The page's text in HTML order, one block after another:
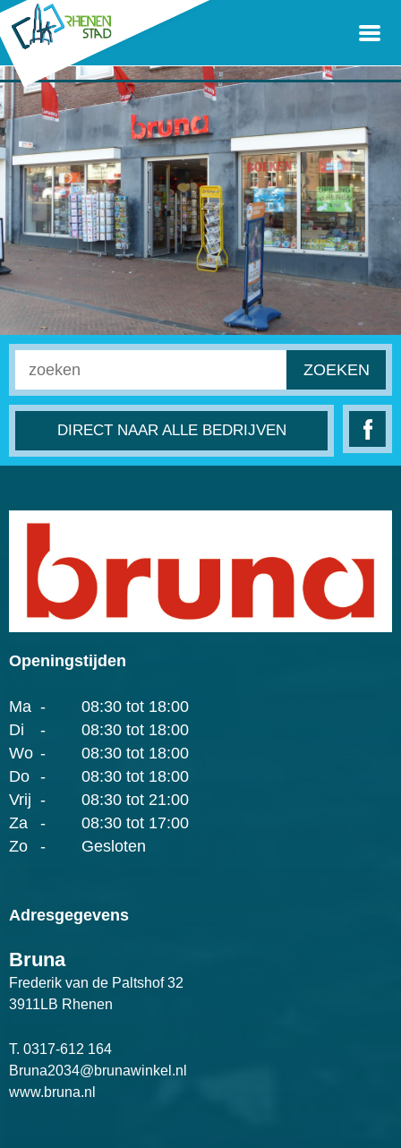
ZOEKEN
DIRECT NAAR ALLE BEDRIJVEN
Openingstijden
Ma -
08:30 tot 18:00
Di
-
08:30 tot 18:00
Wo -
08:30 tot 18:00
Do -
08:30 tot 18:00
Vrij -
08:30 tot 21:00
Za
-
08:30 tot 17:00
Zo
- Gesloten
Adresgegevens
Bruna
Frederik van de Paltshof 32
3911LB Rhenen
T. 0317-612 164
Bruna2034@brunawinkel.nl
www.bruna.nl